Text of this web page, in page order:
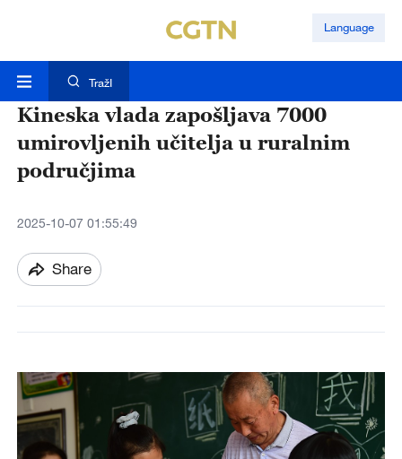
Language
TražI
Kineska vlada zapošljava 7000
umirovljenih učitelja u ruralnim
područjima
2025-10-07 01:55:49
Share